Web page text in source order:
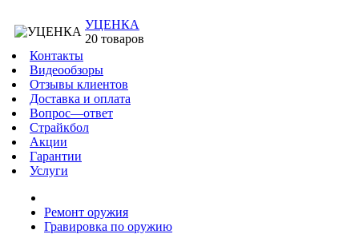
УЦЕНКА
20 товаров
Контакты
Видеообзоры
Отзывы клиентов
Доставка и оплата
Вопрос—ответ
Страйкбол
Акции
Гарантии
Услуги
Ремонт оружия
Гравировка по оружию